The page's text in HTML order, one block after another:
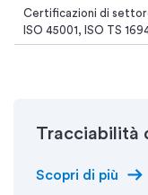
Certificazioni di
ISO 45001, ISO TS
Tracciabilità
Scopri di più arrow_right_alt